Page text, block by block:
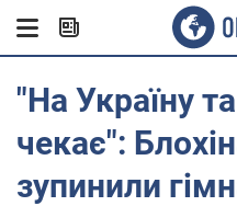
"На Україну
чекає":
зупинили